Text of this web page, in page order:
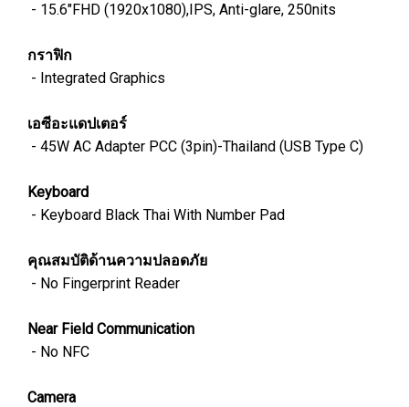
- 15.6"FHD (1920x1080),IPS, Anti-glare, 250nits
กราฟิก
- Integrated Graphics
เอซีอะแดปเตอร์
- 45W AC Adapter PCC (3pin)-Thailand (USB Type C)
Keyboard
- Keyboard Black Thai With Number Pad
คุณสมบัติด้านความปลอดภัย
- No Fingerprint Reader
Near Field Communication
- No NFC
Camera